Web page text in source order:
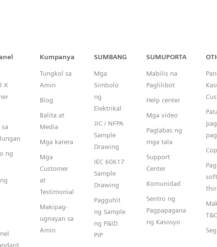
Capital™ X Panel Designer
X
ng
Kumpanya
Tungkol sa
Amin
Blog
Balita at
Media
Mga karera
Mga
Customer
at
Testimonial
Makipag-
ugnayan sa
Amin
SUMBANG
Mga
Simbolo
ng
Elektrikal
JIC / NFPA
Sample
Drawing
IEC 60617
Sample
Drawing
Pagguhit
ng Sample
ng P&ID
PIP
SUMUPORTA
Mabilis na
Paglilibot
Help center
Mga video
Paglabas ng
mga tala
Support
Center
Komunidad
Sentro ng
Pagpapagana
ng Kasosyo
T&C